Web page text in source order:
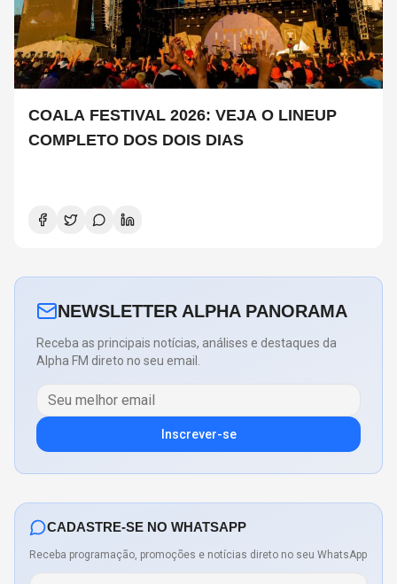
COALA FESTIVAL 2026: VEJA O LINEUP
COMPLETO DOS DOIS DIAS
NEWSLETTER ALPHA PANORAMA
Receba as principais notícias, análises e destaques da
Alpha FM direto no seu email.
Inscrever-se
CADASTRE-SE NO WHATSAPP
Receba programação, promoções e notícias direto no seu WhatsApp